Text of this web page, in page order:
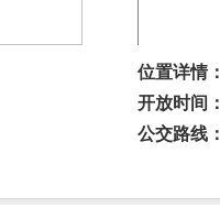
位置详情：
开放时间：
公交路线：